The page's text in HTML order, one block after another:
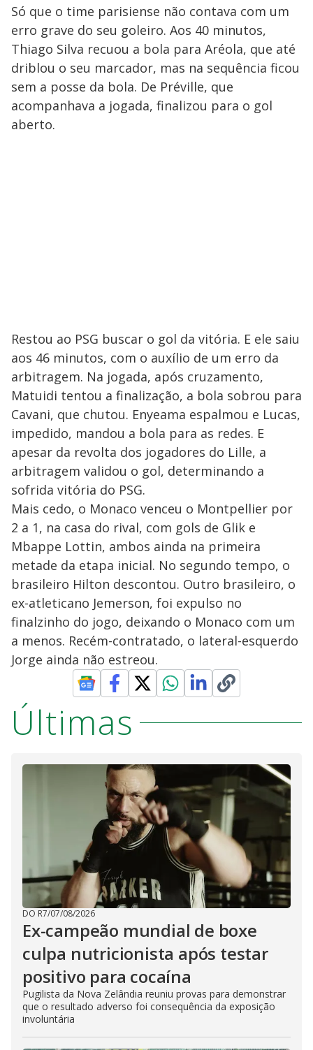
Só que o time parisiense não contava com um
erro grave do seu goleiro. Aos 40 minutos,
Thiago Silva recuou a bola para Aréola, que até
driblou o seu marcador, mas na sequência ficou
sem a posse da bola. De Préville, que
acompanhava a jogada, finalizou para o gol
aberto.
Restou ao PSG buscar o gol da vitória. E ele saiu
aos 46 minutos, com o auxílio de um erro da
arbitragem. Na jogada, após cruzamento,
Matuidi tentou a finalização, a bola sobrou para
Cavani, que chutou. Enyeama espalmou e Lucas,
impedido, mandou a bola para as redes. E
apesar da revolta dos jogadores do Lille, a
arbitragem validou o gol, determinando a
sofrida vitória do PSG.
Mais cedo, o Monaco venceu o Montpellier por
2 a 1, na casa do rival, com gols de Glik e
Mbappe Lottin, ambos ainda na primeira
metade da etapa inicial. No segundo tempo, o
brasileiro Hilton descontou. Outro brasileiro, o
ex-atleticano Jemerson, foi expulso no
finalzinho do jogo, deixando o Monaco com um
a menos. Recém-contratado, o lateral-esquerdo
Jorge ainda não estreou.
Últimas
DO R7/07/08/2026
Ex-campeão mundial de boxe
culpa nutricionista após testar
positivo para cocaína
Pugilista da Nova Zelândia reuniu provas para demonstrar
que o resultado adverso foi consequência da exposição
involuntária